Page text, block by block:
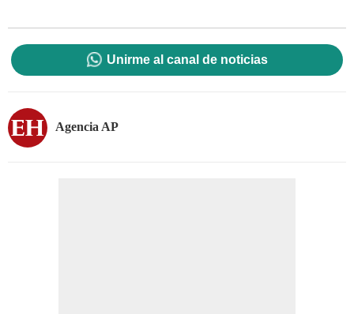
Unirme al canal de noticias
Agencia AP